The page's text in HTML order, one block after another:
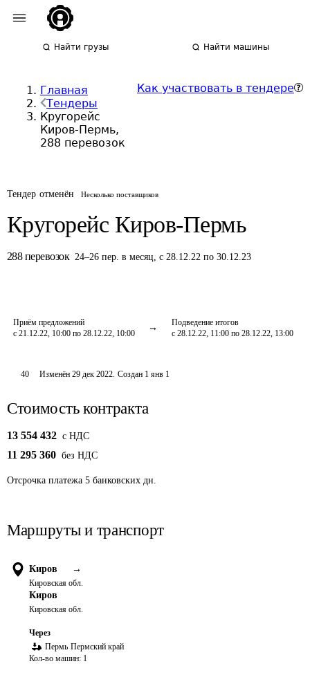
Найти грузы Найти машины
Главная
Тендеры
Кругорейс
Киров-Пермь,
288 перевозок
Как участвовать в тендере
Тендер отменён Несколько поставщиков
Кругорейс Киров-Пермь
288 перевозок 24–26 пер. в месяц,с 28.12.22 по 30.12.23
Приём предложений
с 21.12.22, 10:00 по 28.12.22, 10:00
Подведение итогов
с 28.12.22, 11:00 по 28.12.22, 13:00
40 Изменён29 дек 2022. Создан 1 янв 1
Стоимость контракта
13 554 432 c НДС
11 295 360 без НДС
Отсрочка платежа 5 банковских дн.
Маршруты и транспорт
Киров →
Кировская обл.
Киров
Кировская обл.
Через
Пермь Пермский край
Кол-во машин: 1